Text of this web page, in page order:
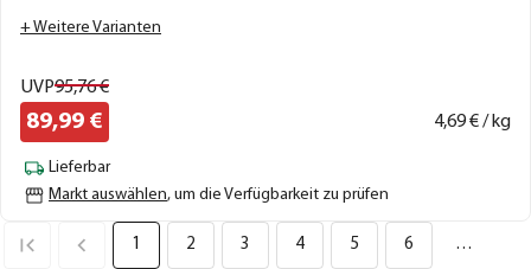
+ Weitere Varianten
UVP95,76€
89,99 € 4,69€ / kg
Lieferbar
Markt auswählen, um die Verfügbarkeit zu prüfen
1 2 3 4 5 6 …